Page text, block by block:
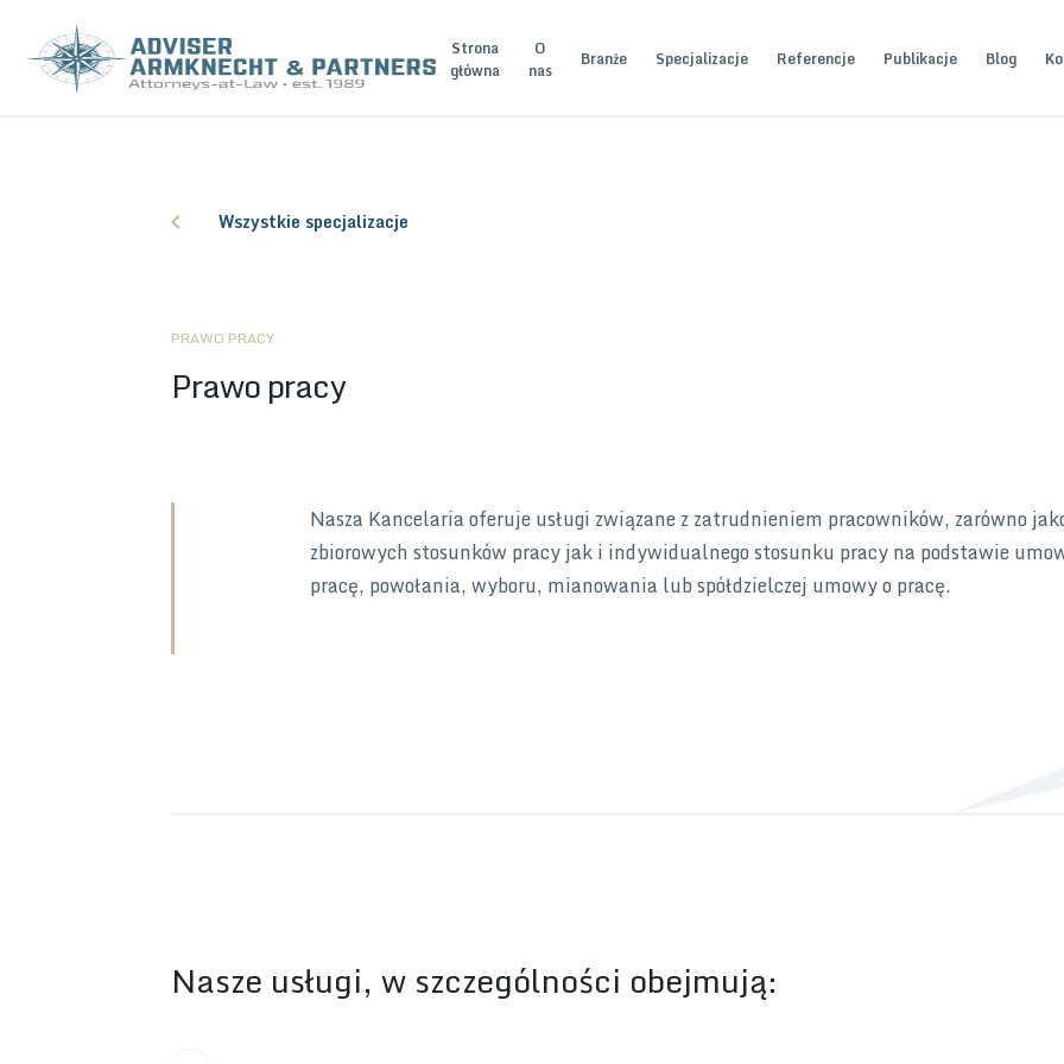
Strona
główna
O
nas
Branże Specjalizacje Referencje Publikacje Blog
Wszystkie specjalizacje
PRAWO PRACY
Prawo pracy
Nasza Kancelaria oferuje usługi związane z zatrudnieniem pracowników, zarówno
zbiorowych stosunków pracy jak i indywidualnego stosunku pracy na podstawie
pracę, powołania, wyboru, mianowania lub spółdzielczej umowy o pracę.
Nasze usługi, w szczególności obejmują: